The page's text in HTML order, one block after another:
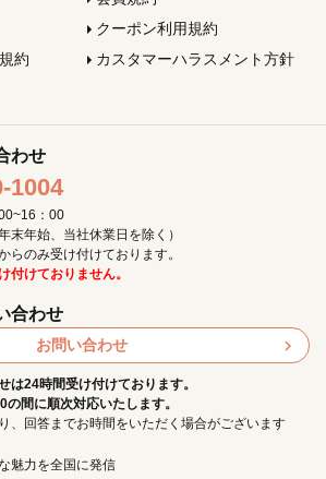
クーポン利用規約
約
カスタマーハラスメント方針
魅力を全国に発信
わせ
1004
：00
末年始、当社休業日を除く）
らのみ受け付けております。
付けておりません。
合わせ
お問い合わせ
は24時間受け付けております。
間に順次対応いたします。
、回答までお時間をいただく場合がございます